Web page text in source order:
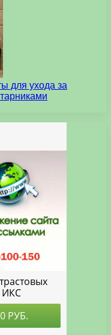
для ухода за